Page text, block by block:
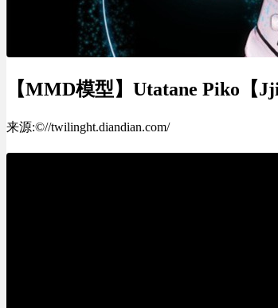
【MMD模型】Utatane Piko【
来源:©//twilinght.diandian.com/